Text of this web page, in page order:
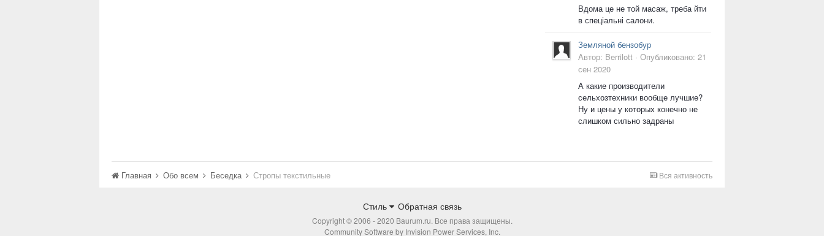
Вдома це не той масаж, треба йти
в спеціальні салони.
Земляной бензобур
Автор: Berrilott · Опубликовано: 21
сен 2020
А какие производители
сельхозтехники вообще лучшие?
Ну и цены у которых конечно не
слишком сильно задраны
Вся активность
Главная Обо всем Беседка Стропы текстильные
Стиль Обратная связь
Copyright © 2006 - 2020 Baurum.ru. Все права защищены.
Community Software by Invision Power Services, Inc.